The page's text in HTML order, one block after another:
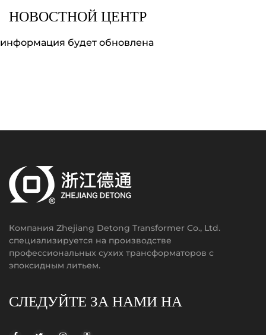
НОВОСТНОЙ ЦЕНТР
информация будет обновлена
Компания Zhejiang Detong Transformer Co., Ltd.
специализируется на производстве
профессиональных сухих трансформаторов с
эпоксидным литьем.
СЛЕДУЙТЕ ЗА НАМИ НА